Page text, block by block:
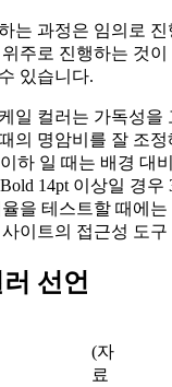
는 과정은 임의로
주로 진행하는 것이
있습니다.
일 컬러는 가독성을
의 명암비를 잘 조
하 일 때는 배경 대
14pt 이상일 경
을 테스트할 때에
이트의 접근성 도
선언
(자
료